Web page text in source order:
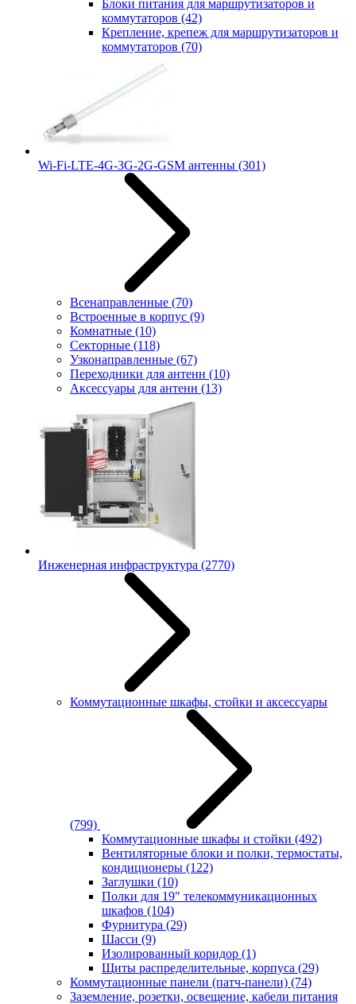
Блоки питания для маршрутизаторов и
коммутаторов (42)
Крепление, крепеж для маршрутизаторов и
коммутаторов (70)
Wi-Fi-LTE-4G-3G-2G-GSM антенны (301)
Всенаправленные (70)
Встроенные в корпус (9)
Комнатные (10)
Секторные (118)
Узконаправленные (67)
Переходники для антенн (10)
Аксессуары для антенн (13)
Инженерная инфраструктура (2770)
Коммутационные шкафы, стойки и аксессуары
(799)
Коммутационные шкафы и стойки (492)
Вентиляторные блоки и полки, термостаты,
кондиционеры (122)
Заглушки (10)
Полки для 19" телекоммуникационных
шкафов (104)
Фурнитура (29)
Шасси (9)
Изолированный коридор (1)
Щиты распределительные, корпуса (29)
Коммутационные панели (патч-панели) (74)
Заземление, розетки, освещение, кабели питания